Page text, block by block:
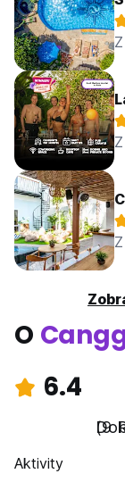
O
6.4
(9
Aktivity